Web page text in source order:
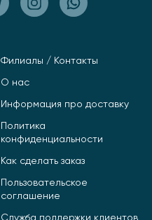
Филиалы / Контакты
О нас
Информация про доставку
Политика
конфиденциальности
Как сделать заказ
Пользовательское
соглашение